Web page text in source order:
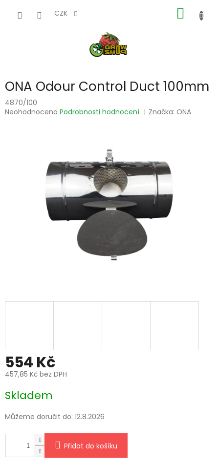
CZK
KOŠÍK
ONA Odour Control Duct 100mm
4870/100
Průměrné
Neohodnoceno Podrobnosti hodnocení Značka:ONA
554 Kč
457,85 Kč bez DPH
cena:
Skladem
Můžeme doručit do: 12.8.2026
Přidat do košíku